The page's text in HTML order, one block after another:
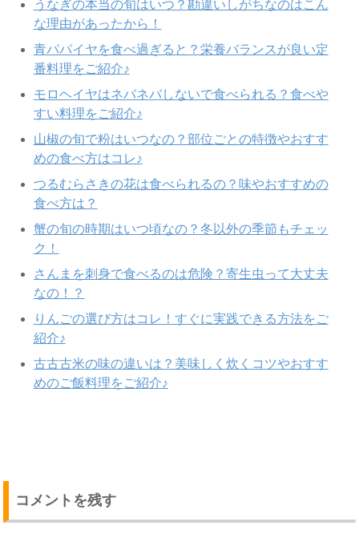
うなぎの本当の旬はいつ？勘違いしがちなのはこん
な理由があったから！
青パパイヤを食べ過ぎると？栄養バランスが良い定
番料理をご紹介♪
モロヘイヤはネバネバしないで食べられる？食べや
すい料理をご紹介♪
山椒の旬で粉はいつなの？部位ごとの特徴やおすす
めの食べ方はコレ♪
つるむらさきの花は食べられるの？味やおすすめの
食べ方は？
蟹の旬の時期はいつ頃なの？冬以外の季節もチェッ
ク！
さんまを刺身で食べるのは危険？寄生虫って大丈夫
なの！？
りんごの選び方はコレ！すぐに実践できる方法をご
紹介♪
古古古米の味の違いは？美味しく炊くコツやおすす
めのご飯料理をご紹介♪
コメントを残す